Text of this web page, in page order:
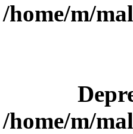
/home/m/
/home/m/